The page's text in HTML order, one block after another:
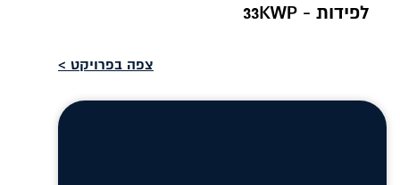
לפידות - 33KWP
צפה בפרויקט >